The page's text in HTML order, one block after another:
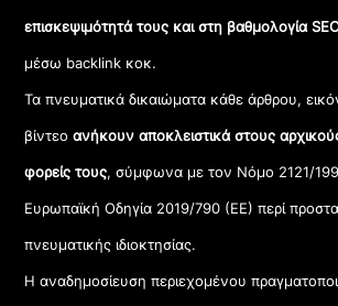
επισκεψιμότητά τους και στη βαθμολογία
μέσω backlink κοκ.
Τα πνευματικά δικαιώματα κάθε άρθρου,
βίντεοανήκουν αποκλειστικά στους
φορείς τους, σύμφωνα με τον Νόμο 2121/
Ευρωπαϊκή Οδηγία 2019/790 (ΕΕ) περί
πνευματικής ιδιοκτησίας.
Η αναδημοσίευση περιεχομένου